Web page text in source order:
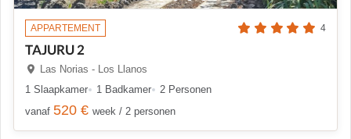
APPARTEMENT 4
TAJURU 2
Las Norias - Los Llanos
1 Slaapkamer
1 Badkamer
2 Personen
vanaf 520 € week / 2 personen